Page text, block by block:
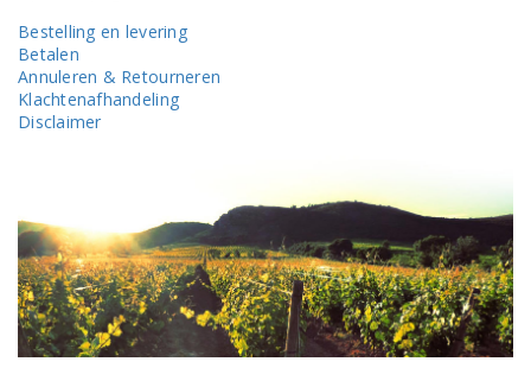
Bestelling en levering
Betalen
Annuleren & Retourneren
Klachtenafhandeling
Disclaimer